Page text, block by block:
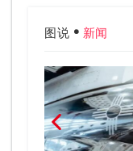
图说 新闻